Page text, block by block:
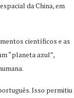
da China, em
científicos e as
“planeta azul”,
Isso permitiu